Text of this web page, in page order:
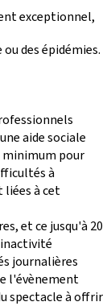
exceptionnel,
des épidémies.
aide sociale
minimum pour
à
à cet
et ce jusqu'à 20
journalières
l'évènement
spectacle à offrir